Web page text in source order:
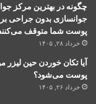
جوانسازی بدون جراحی
پوست شما متوقف
خرداد ۲۸, ۱۴۰۵
آیا تکان خوردن حین لیزر
پوست می‌شود؟
خرداد ۲۶, ۱۴۰۵